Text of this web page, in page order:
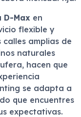
D-Max en
flexible y
amplias de
naturales
hacen que
se adapta a
que encuentres
expectativas.